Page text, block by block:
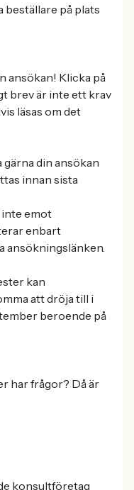
på plats
ansökan! Klicka på
brev är inte ett krav
läsas om det
din ansökan
innan sista
inte emot
enbart
ansökningslänken.
kan
att dröja till i
beroende på
har frågor? Då är
konsultföretag